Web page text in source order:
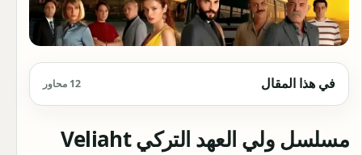
في هذا المقال 12 محاور
مسلسل ولي العهد التركي Veliaht